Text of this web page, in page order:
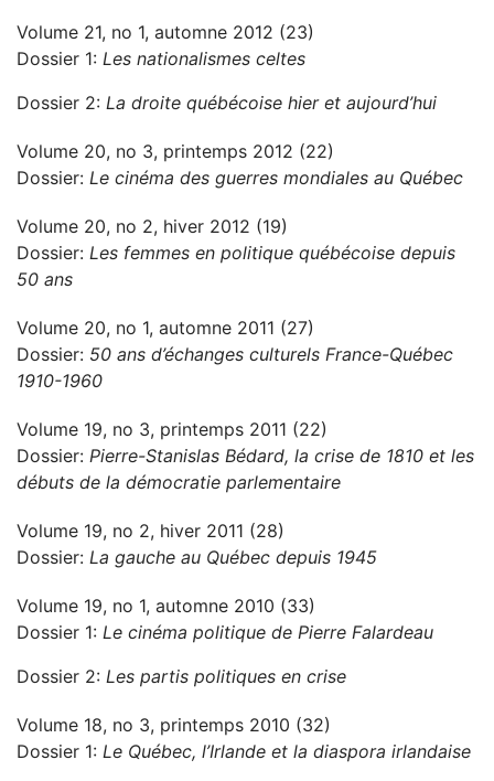
Volume 21, no 1, automne 2012 (23)
Dossier 1: Les nationalismes celtes
Dossier 2: La droite québécoise hier et aujourd’hui
Volume 20, no 3, printemps 2012 (22)
Dossier: Le cinéma des guerres mondiales au Québec
Volume 20, no 2, hiver 2012 (19)
Dossier: Les femmes en politique québécoise depuis
50 ans
Volume 20, no 1, automne 2011 (27)
Dossier: 50 ans d’échanges culturels France-Québec
1910-1960
Volume 19, no 3, printemps 2011 (22)
Dossier: Pierre-Stanislas Bédard, la crise de 1810 et les
débuts de la démocratie parlementaire
Volume 19, no 2, hiver 2011 (28)
Dossier: La gauche au Québec depuis 1945
Volume 19, no 1, automne 2010 (33)
Dossier 1: Le cinéma politique de Pierre Falardeau
Dossier 2: Les partis politiques en crise
Volume 18, no 3, printemps 2010 (32)
Dossier 1: Le Québec, l’Irlande et la diaspora irlandaise